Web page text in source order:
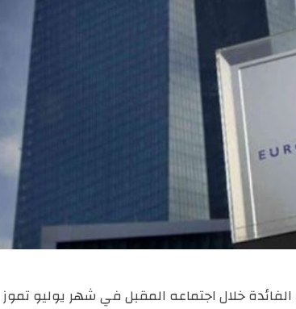
خلال اجتماعه المقبل في شهر يوليو تموز